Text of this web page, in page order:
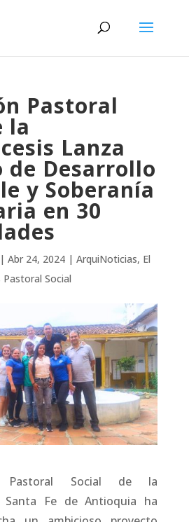
Pastoral
la
Lanza
de Desarrollo
y Soberanía
en 30
| Abr 24, 2024| ArquiNoticias, El
Social
Pastoral Social de la
Santa Fe de Antioquia ha